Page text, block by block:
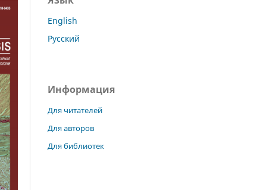
English
Русский
Информация
Для читателей
Для авторов
Для библиотек